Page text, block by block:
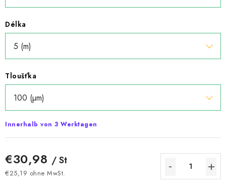
Délka
Tloušťka
Innerhalb von 3 Werktagen
€30,98 / St
€25,19 ohne MwSt.